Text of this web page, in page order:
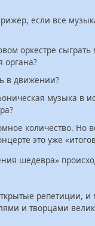
если все
оркестре сыграть
органа?
в движении?
музыка в
количество. Но
это уже
шедевра»
репетиции, и
и творцами